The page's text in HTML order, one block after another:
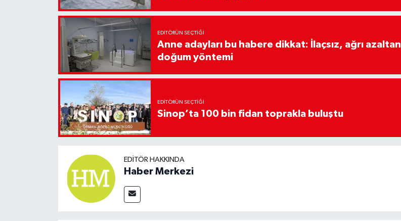
EDITÖRÜN SEÇTIĞI
Anne adayları bu habere dikkat: İlaçsız, ağrı azaltan
doğum yöntemi
EDITÖRÜN SEÇTIĞI
Sinop’ta 100 bin fidan toprakla buluştu
EDITÖR HAKKINDA
Haber Merkezi